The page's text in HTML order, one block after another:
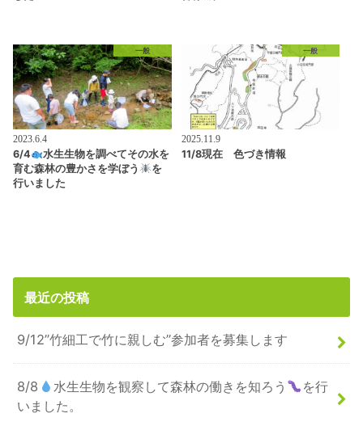
一般
2023.6.4
6/4
水生生物を調べてその水を
育む森林の豊かさを学ぼう
を
行いました
一般
2025.11.9
11/8現在 色づき情報
最近の投稿
9/12”竹細工で竹に親しむ”参加者を募集します
8/8 水生生物を観察して森林の働きを知ろう
を行
いました。